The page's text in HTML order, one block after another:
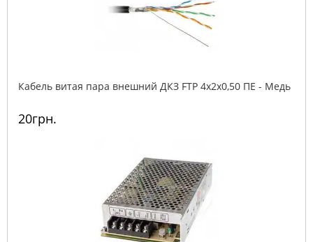
Кабель витая пара внешний ДКЗ FTP 4x2x0,50 ПE - Медь
20грн.